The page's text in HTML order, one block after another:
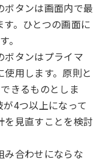
ボタンは画面内で最
。ひとつの画面に
。
ボタンはプライマ
用します。原則と
きるものとしま
4つ以上になって
を見直すことを検討
み合わせにならな